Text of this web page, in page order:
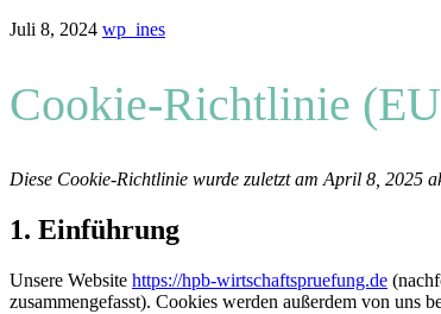
Juli 8, 2024 wp_ines
Cookie-Richtlinie
Diese Cookie-Richtlinie wurde zuletzt am April 8, 2025
1. Einführung
Unsere Website https://hpb-wirtschaftspruefung.de
zusammengefasst). Cookies werden außerdem von uns